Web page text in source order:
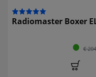
Radiomaster Boxer
€